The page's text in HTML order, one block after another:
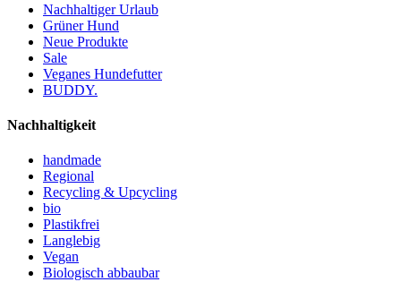
Nachhaltiger Urlaub
Grüner Hund
Neue Produkte
Sale
Veganes Hundefutter
BUDDY.
Nachhaltigkeit
handmade
Regional
Recycling & Upcycling
bio
Plastikfrei
Langlebig
Vegan
Biologisch abbaubar